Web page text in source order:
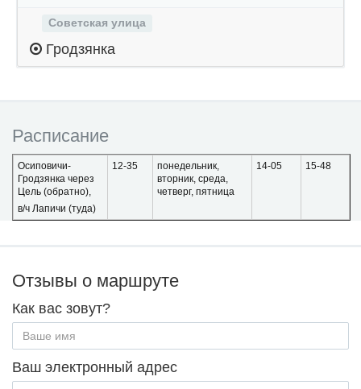
Советская улица
Гродзянка
Расписание
Осиповичи-
Гродзянка через
Цель (обратно),
в/ч Лапичи (туда)
12-35
понедельник,
вторник, среда,
четверг, пятница
14-05 15-48
Отзывы о маршруте
Как вас зовут?
Ваш электронный адрес